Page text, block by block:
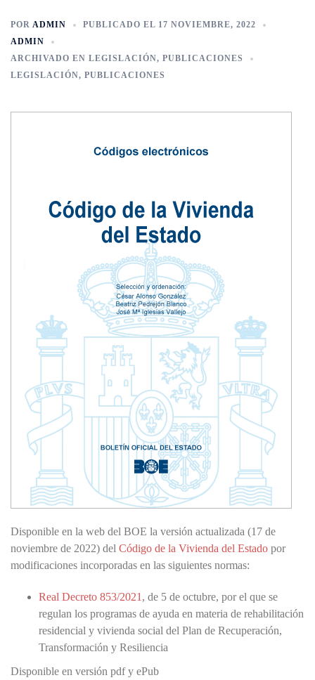
POR ADMIN PUBLICADO EL 17 NOVIEMBRE, 2022
ADMIN
ARCHIVADO EN LEGISLACIÓN, PUBLICACIONES
LEGISLACIÓN, PUBLICACIONES
Disponible en la web del BOE la versión actualizada (17 de
noviembre de 2022) del Código de la Vivienda del Estado por
modificaciones incorporadas en las siguientes normas:
Real Decreto 853/2021 , de 5 de octubre, por el que se
regulan los programas de ayuda en materia de rehabilitación
residencial y vivienda social del Plan de Recuperación,
Transformación y Resiliencia
Disponible en versión pdf y ePub